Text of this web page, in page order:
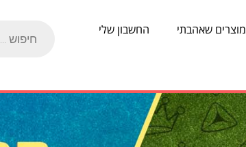
מוצרים שאהבתי החשבון שלי